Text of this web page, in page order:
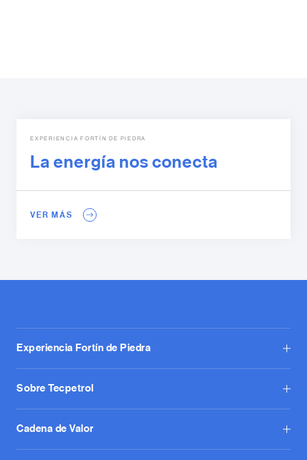
EXPERIENCIA FORTÍN DE PIEDRA
La energía nos conecta
VER MÁS
Experiencia Fortín de Piedra
Sobre Tecpetrol
Cadena de Valor